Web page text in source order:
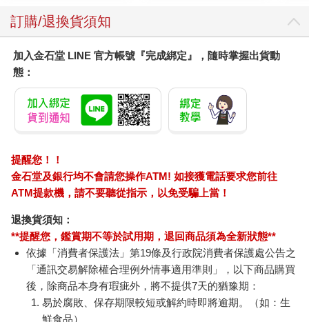
訂購/退換貨須知
加入金石堂 LINE 官方帳號『完成綁定』，隨時掌握出貨動
態：
提醒您！！
金石堂及銀行均不會請您操作ATM! 如接獲電話要求您前往
ATM提款機，請不要聽從指示，以免受騙上當！
退換貨須知：
**提醒您，鑑賞期不等於試用期，退回商品須為全新狀態**
依據「消費者保護法」第19條及行政院消費者保護處公告之
「通訊交易解除權合理例外情事適用準則」，以下商品購買
後，除商品本身有瑕疵外，將不提供7天的猶豫期：
易於腐敗、保存期限較短或解約時即將逾期。（如：生
鮮食品）